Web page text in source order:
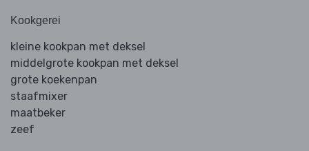
Kookgerei
kleine kookpan met deksel
middelgrote kookpan met deksel
grote koekenpan
staafmixer
maatbeker
zeef